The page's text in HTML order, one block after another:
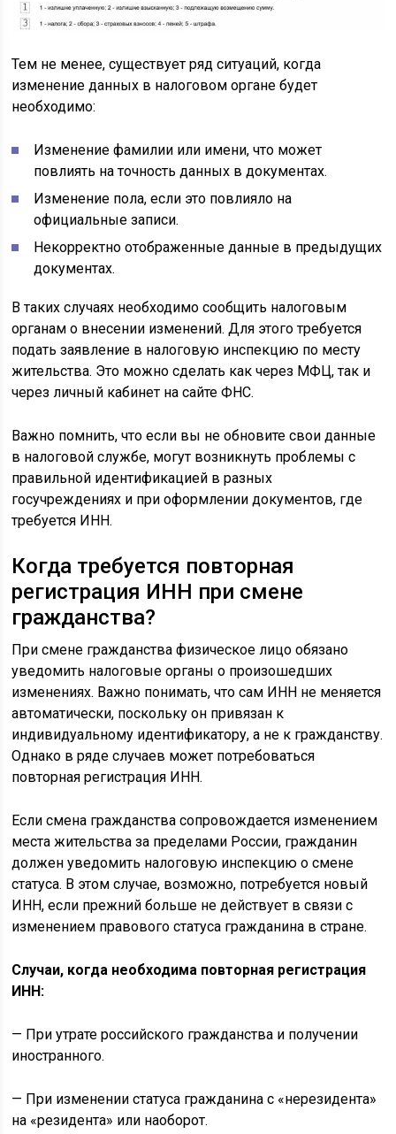
Тем не менее, существует ряд ситуаций, когда
изменение данных в налоговом органе будет
необходимо:
Изменение фамилии или имени, что может
повлиять на точность данных в документах.
Изменение пола, если это повлияло на
официальные записи.
Некорректно отображенные данные в предыдущих
документах.
В таких случаях необходимо сообщить налоговым
органам о внесении изменений. Для этого требуется
подать заявление в налоговую инспекцию по месту
жительства. Это можно сделать как через МФЦ, так и
через личный кабинет на сайте ФНС.
Важно помнить, что если вы не обновите свои данные
в налоговой службе, могут возникнуть проблемы с
правильной идентификацией в разных
госучреждениях и при оформлении документов, где
требуется ИНН.
Когда требуется повторная
регистрация ИНН при смене
гражданства?
При смене гражданства физическое лицо обязано
уведомить налоговые органы о произошедших
изменениях. Важно понимать, что сам ИНН не меняется
автоматически, поскольку он привязан к
индивидуальному идентификатору, а не к гражданству.
Однако в ряде случаев может потребоваться
повторная регистрация ИНН.
Если смена гражданства сопровождается изменением
места жительства за пределами России, гражданин
должен уведомить налоговую инспекцию о смене
статуса. В этом случае, возможно, потребуется новый
ИНН, если прежний больше не действует в связи с
изменением правового статуса гражданина в стране.
Случаи, когда необходима повторная регистрация
ИНН:
— При утрате российского гражданства и получении
иностранного.
— При изменении статуса гражданина с «нерезидента»
на «резидента» или наоборот.